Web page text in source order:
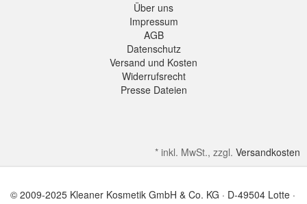
Über uns
Impressum
AGB
Datenschutz
Versand und Kosten
Widerrufsrecht
Presse Dateien
* inkl. MwSt., zzgl. Versandkosten
© 2009-2025 Kleaner Kosmetik GmbH & Co. KG · D-49504 Lotte ·